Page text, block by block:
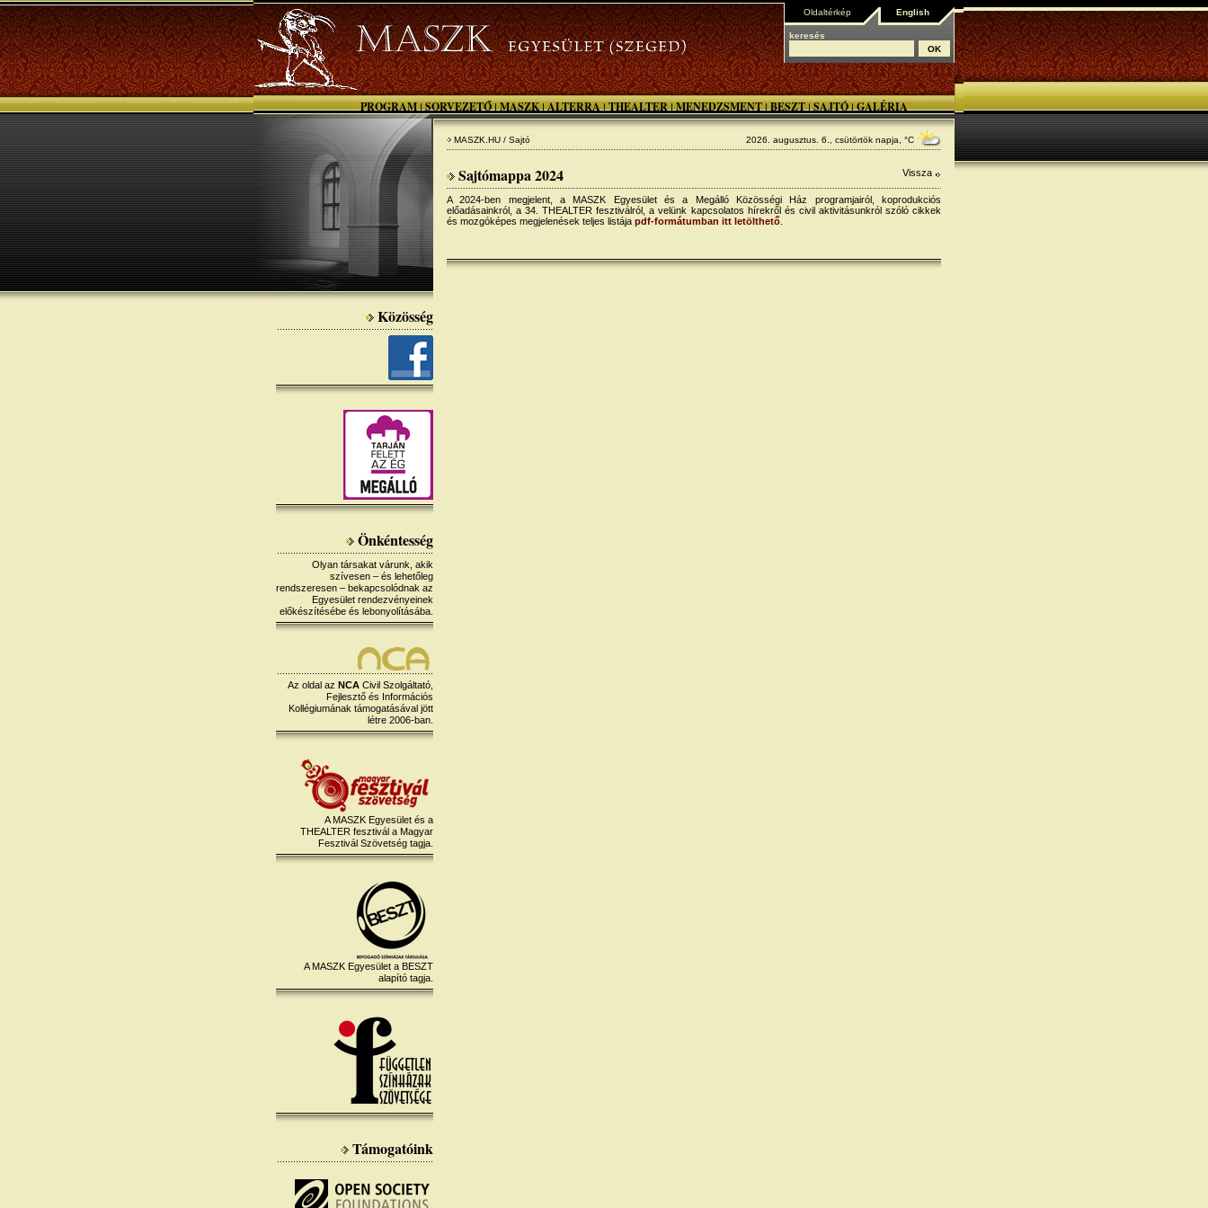
Oldaltérkép English
keresés
PROGRAM | SORVEZETŐ | MASZK | ALTERRA | THEALTER | MENEDZSMENT | BESZT | SAJTÓ | GALÉRIA
Közösség
Önkéntesség
Olyan társakat várunk, akik
szívesen – és lehetőleg
rendszeresen – bekapcsolódnak az
Egyesület rendezvényeinek
előkészítésébe és lebonyolításába.
Az oldal az NCA Civil Szolgáltató,
Fejlesztő és Információs
Kollégiumának támogatásával jött
létre 2006-ban.
A MASZK Egyesület és a
THEALTER fesztivál a Magyar
Fesztivál Szövetség tagja.
A MASZK Egyesület a BESZT
alapító tagja.
Támogatóink
MASZK.HU / Sajtó 2026. augusztus. 6., csütörtök napja, °C
Vissza
Sajtómappa 2024
A 2024-ben megjelent, a MASZK Egyesület és a Megálló Közösségi Ház programjairól, koprodukciós
előadásainkról, a 34. THEALTER fesztiválról, a velünk kapcsolatos hírekről és civil aktivitásunkról szóló cikkek
és mozgóképes megjelenések teljes listája pdf-formátumban itt letölthető